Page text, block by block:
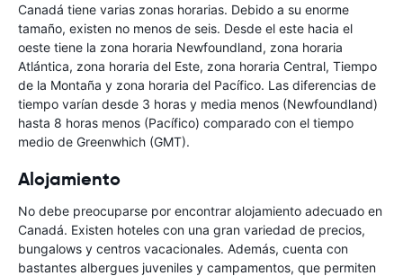
Canadá tiene varias zonas horarias. Debido a su enorme
tamaño, existen no menos de seis. Desde el este hacia el
oeste tiene la zona horaria Newfoundland, zona horaria
Atlántica, zona horaria del Este, zona horaria Central, Tiempo
de la Montaña y zona horaria del Pacífico. Las diferencias de
tiempo varían desde 3 horas y media menos (Newfoundland)
hasta 8 horas menos (Pacífico) comparado con el tiempo
medio de Greenwhich (GMT).
Alojamiento
No debe preocuparse por encontrar alojamiento adecuado en
Canadá. Existen hoteles con una gran variedad de precios,
bungalows y centros vacacionales. Además, cuenta con
bastantes albergues juveniles y campamentos, que permiten